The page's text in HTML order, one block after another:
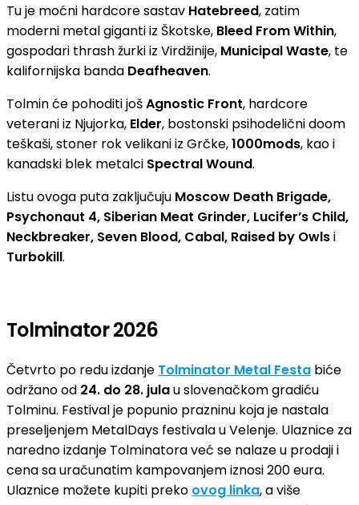
Tu je moćni hardcore sastav Hatebreed, zatim
moderni metal giganti iz Škotske, Bleed From Within,
gospodari thrash žurki iz Virdžinije, Municipal Waste, te
kalifornijska banda Deafheaven.
Tolmin će pohoditi jošAgnostic Front, hardcore
veterani iz Njujorka, Elder, bostonski psihodelični doom
teškaši, stoner rok velikani iz Grčke,1000mods, kao i
kanadski blek metalci Spectral Wound.
Listu ovoga puta zaključuju Moscow Death Brigade,
Psychonaut 4, Siberian Meat Grinder, Lucifer’s Child,
Neckbreaker, Seven Blood, Cabal, Raised by Owlsi
Turbokill.
Tolminator 2026
Četvrto po redu izdanje Tolminator Metal Festa biće
održano od 24. do 28. julau slovenačkom gradiću
Tolminu. Festival je popunio prazninu koja je nastala
preseljenjem MetalDays festivala u Velenje. Ulaznice za
naredno izdanje Tolminatora već se nalaze u prodaji i
cena sa uračunatim kampovanjem iznosi 200 eura.
Ulaznice možete kupiti preko ovog linka, a više